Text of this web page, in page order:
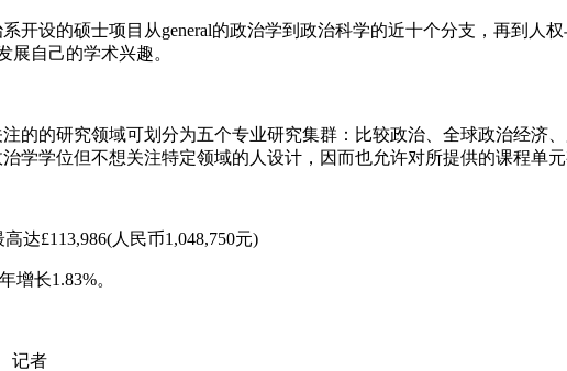
设的硕士项目从general的政治学到政治科学的近十个分支，再到人
展自己的学术兴趣。
的研究领域可划分为五个专业研究集群：比较政治、全球政治经济
学学位但不想关注特定领域的人设计，因而也允许对所提供的课程单元
£113,986(人民币1,048,750元)
长1.83%。
记者